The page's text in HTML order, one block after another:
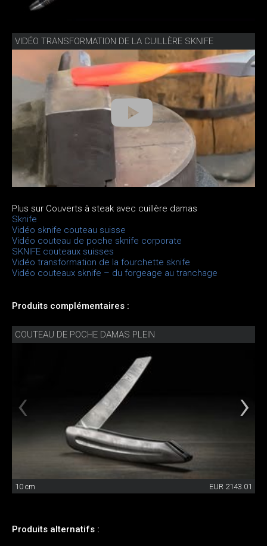
VIDÉO TRANSFORMATION DE LA CUILLÈRE SKNIFE
Plus sur Couverts à steak avec cuillère damas
Sknife
Vidéo sknife couteau suisse
Vidéo couteau de poche sknife corporate
SKNIFE couteaux suisses
Vidéo transformation de la fourchette sknife
Vidéo couteaux sknife – du forgeage au tranchage
Produits complémentaires :
COUTEAU DE POCHE DAMAS PLEIN
10 cm EUR 2143.01
Produits alternatifs :